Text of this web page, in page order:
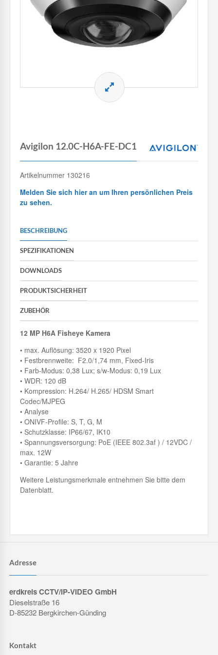
Avigilon 12.0C-H6A-FE-DC1
Artikelnummer 130216
Melden Sie sich hier an um Ihren persönlichen Preis
zu sehen.
BESCHREIBUNG
SPEZIFIKATIONEN
DOWNLOADS
PRODUKTSICHERHEIT
ZUBEHÖR
12 MP H6A Fisheye Kamera
• max. Auflösung: 3520 x 1920 Pixel
• Festbrennweite: F2.0/1,74 mm, Fixed-Iris
• Farb-Modus: 0,38 Lux; s/w-Modus: 0,19 Lux
• WDR: 120 dB
• Kompression: H.264/ H.265/ HDSM Smart
Codec/MJPEG
• Analyse
• ONIVF-Profile: S, T, G, M
• Schutzklasse: IP66/67, IK10
• Spannungsversorgung: PoE (IEEE 802.3af ) / 12VDC /
max. 12W
• Garantie: 5 Jahre
Weitere Leistungsmerkmale entnehmen Sie bitte dem
Datenblatt.
Adresse
erdkreis CCTV/IP-VIDEO GmbH
Dieselstraße 16
D-85232 Bergkirchen-Günding
Kontakt